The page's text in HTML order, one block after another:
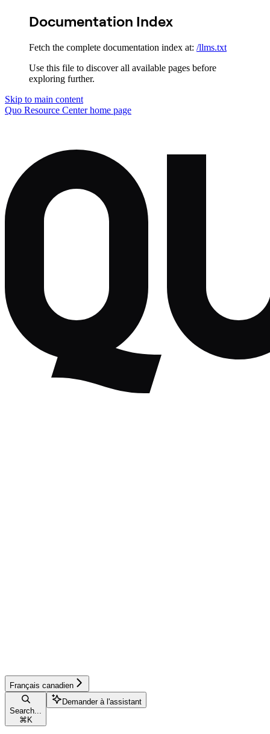
Documentation Index
Fetch the complete documentation index at: /llms.txt
Use this file to discover all available pages before
exploring further.
Skip to main content
Quo Resource Centerhome page
Français canadien
Search...
⌘ K
Demander à l'assistant